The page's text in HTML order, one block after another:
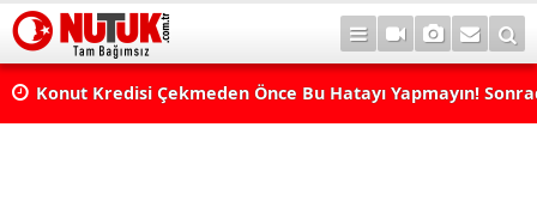
Konut Kredisi Çekmeden Önce Bu Hatayı Yapmayın!